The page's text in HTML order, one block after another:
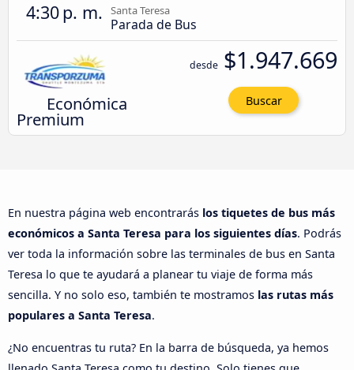
4:30 p. m. Santa Teresa
Parada de Bus
Económica
Premium
desde $1.947.669
Buscar
En nuestra página web encontrarás los tiquetes de bus más
económicos a Santa Teresa para los siguientes días. Podrás
ver toda la información sobre las terminales de bus en Santa
Teresa lo que te ayudará a planear tu viaje de forma más
sencilla. Y no solo eso, también te mostramos las rutas más
populares a Santa Teresa.
¿No encuentras tu ruta? En la barra de búsqueda, ya hemos